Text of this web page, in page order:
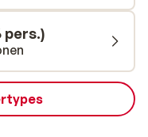
pers.)